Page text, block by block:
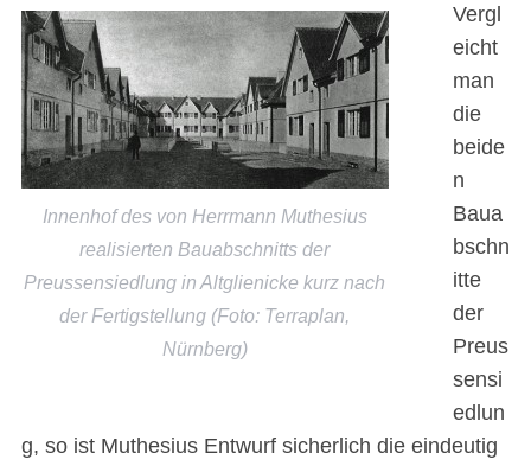
Innenhof des von Herrmann Muthesius
realisierten Bauabschnitts der
Preussensiedlung in Altglienicke kurz nach
der Fertigstellung (Foto: Terraplan,
Nürnberg)
Vergl
eicht
man
die
beide
n
Baua
bschn
itte
der
Preus
sensi
edlun
g, so ist Muthesius Entwurf sicherlich die eindeutig